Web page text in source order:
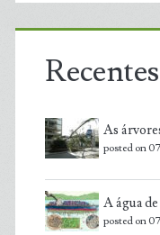
Recentes
As
posted on
A água
posted on